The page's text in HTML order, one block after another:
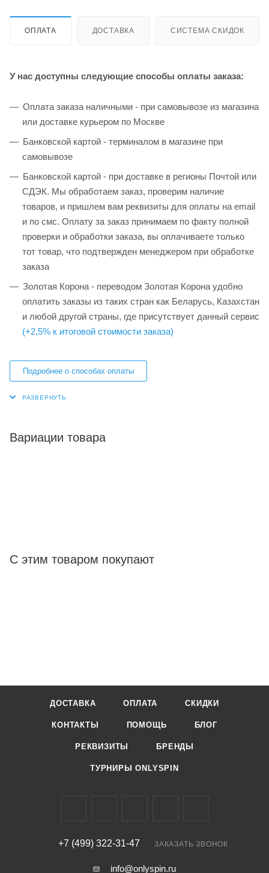
ОПЛАТА ДОСТАВКА СИСТЕМА СКИДОК
У нас доступны следующие способы оплаты заказа:
Оплата заказа наличными - при самовывозе из магазина
или доставке курьером по Москве
Банковской картой - терминалом в магазине при
самовывозе
Банковской картой - при доставке в регионы Почтой или
СДЭК. Мы обработаем заказ, проверим наличие
товаров, и пришлем вам реквизиты для оплаты на email
и по смс. Оплату за заказ принимаем по факту полной
проверки и обработки заказа, вы оплачиваете только
тот товар, что подтвержден менеджером при обработке
заказа
Золотая Корона - переводом Золотая Корона удобно
оплатить заказы из таких стран как Беларусь, Казахстан
и любой другой страны, где присутствует данный сервис
(+2,5% к итоговой стоимости заказа)
Подробнее о способах оплаты
Вариации товара
С этим товаром покупают
ДОСТАВКА ОПЛАТА СКИДКИ
КОНТАКТЫ ПОМОЩЬ БЛОГ
РЕКВИЗИТЫ БРЕНДЫ
ТУРНИРЫ ONLYSPIN
+7 (499) 322-31-47 ЗАКАЗАТЬ ЗВОНОК
info@onlyspin.ru